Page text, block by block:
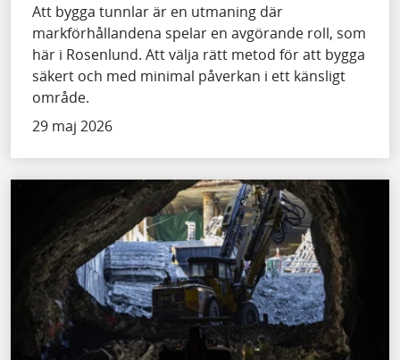
Att bygga tunnlar är en utmaning där
markförhållandena spelar en avgörande roll, som
här i Rosenlund. Att välja rätt metod för att bygga
säkert och med minimal påverkan i ett känsligt
område.
29 maj 2026